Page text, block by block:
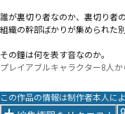
誰が裏切り者なのか、裏切り者
組織の幹部ばかりが集められた
その鐘は何を表す音なのか。
この作品の情報は制作者本人に